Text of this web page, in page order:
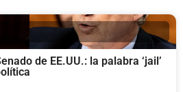
de EE.UU.: la palabra ‘jail’